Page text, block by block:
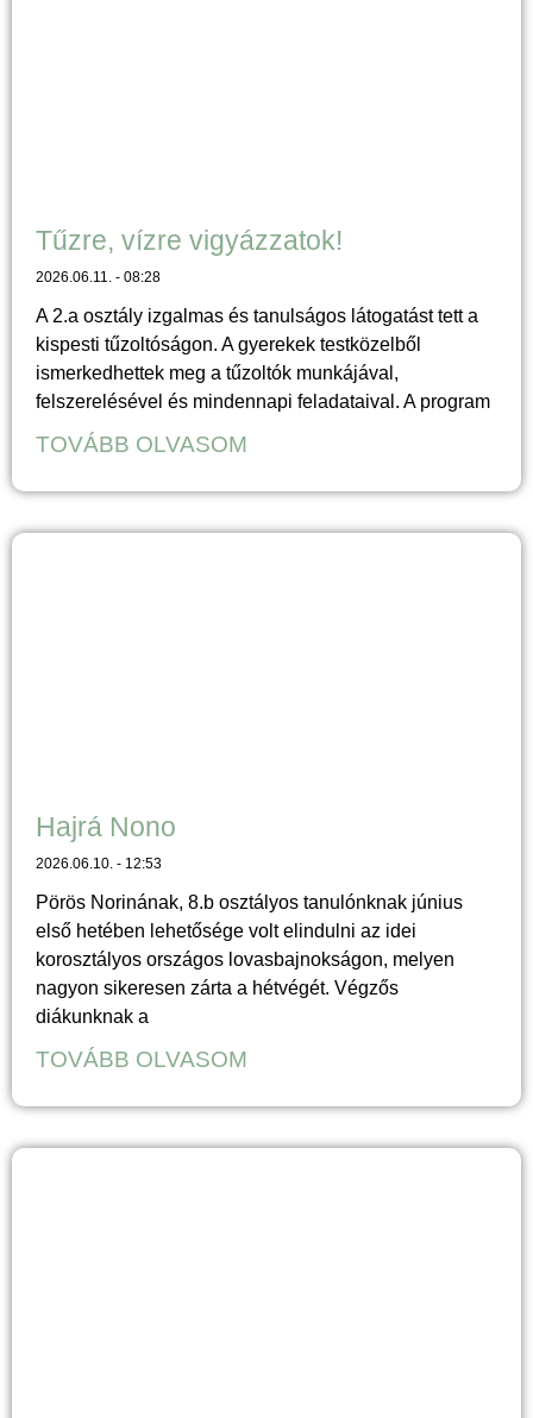
Tűzre, vízre vigyázzatok!
2026.06.11. 08:28
A 2.a osztály izgalmas és tanulságos látogatást tett a
kispesti tűzoltóságon. A gyerekek testközelből
ismerkedhettek meg a tűzoltók munkájával,
felszerelésével és mindennapi feladataival. A program
TOVÁBB OLVASOM
Hajrá Nono
2026.06.10. 12:53
Pörös Norinának, 8.b osztályos tanulónknak június
első hetében lehetősége volt elindulni az idei
korosztályos országos lovasbajnokságon, melyen
nagyon sikeresen zárta a hétvégét. Végzős
diákunknak a
TOVÁBB OLVASOM